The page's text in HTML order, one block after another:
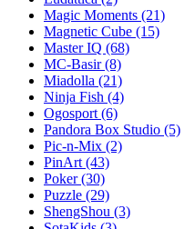
Magic Moments (21)
Magnetic Cube (15)
Master IQ (68)
MC-Basir(8)
Miadolla (21)
Ninja Fish (4)
Ogosport (6)
Pandora Box Studio (5)
Pic-n-Mix (2)
PinArt (43)
Poker(30)
Puzzle (29)
ShengShou (3)